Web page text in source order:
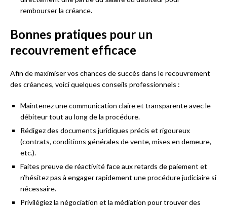
rembourser la créance.
Bonnes pratiques pour un
recouvrement efficace
Afin de maximiser vos chances de succès dans le recouvrement
des créances, voici quelques conseils professionnels :
Maintenez une communication claire et transparente avec le
débiteur tout au long de la procédure.
Rédigez des documents juridiques précis et rigoureux
(contrats, conditions générales de vente, mises en demeure,
etc.).
Faites preuve de réactivité face aux retards de paiement et
n’hésitez pas à engager rapidement une procédure judiciaire si
nécessaire.
Privilégiez la négociation et la médiation pour trouver des